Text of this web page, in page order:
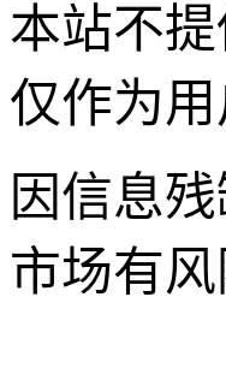
本站不
仅作为
因信息
市场有